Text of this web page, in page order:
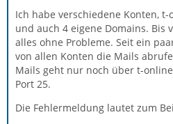
Ich habe verschiedene Konten,
und auch 4 eigene Domains. Bis
alles ohne Probleme. Seit ein
von allen Konten die Mails
Mails geht nur noch über t-
Port 25.
Die Fehlermeldung lautet zum